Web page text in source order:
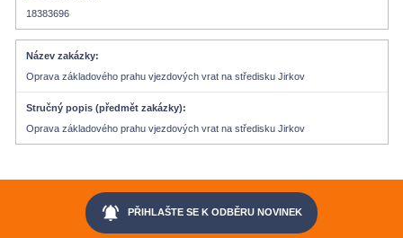
18383696
Název zakázky
Oprava základového prahu vjezdových vrat na středisku Jirkov
Stručný popis (předmět zakázky)
Oprava základového prahu vjezdových vrat na středisku Jirkov
notifications_active PŘIHLAŠTE SE K ODBĚRU NOVINEK